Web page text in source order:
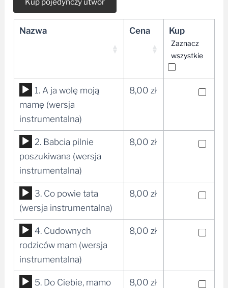
Nazwa Cena Kup
Zaznacz
wszystkie
Odtwarzacz
plików
dźwiękowych
1. A ja wolę moją
mamę (wersja
instrumentalna)
8,00 zł
Odtwarzacz
plików
dźwiękowych
2. Babcia pilnie
poszukiwana (wersja
instrumentalna)
8,00 zł
Odtwarzacz
plików
dźwiękowych
3. Co powie tata
(wersja instrumentalna)
8,00 zł
Odtwarzacz
plików
dźwiękowych
4. Cudownych
rodziców mam (wersja
instrumentalna)
8,00 zł
Odtwarzacz
5. Do Ciebie, mamo
8,00 zł